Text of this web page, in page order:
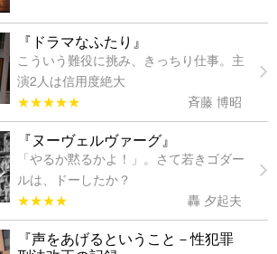
『ドラマなふたり』
こういう難役に挑み、きっちり仕事。主
演2人は信用度絶大
★★★★★
斉藤 博昭
『ヌーヴェルヴァーグ』
「やるか黙るかよ！」。さて若きゴダー
ルは、ドーしたか？
★★★★
轟 夕起夫
『声をあげるということ－性犯罪